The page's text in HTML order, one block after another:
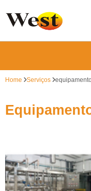
Home Serviços